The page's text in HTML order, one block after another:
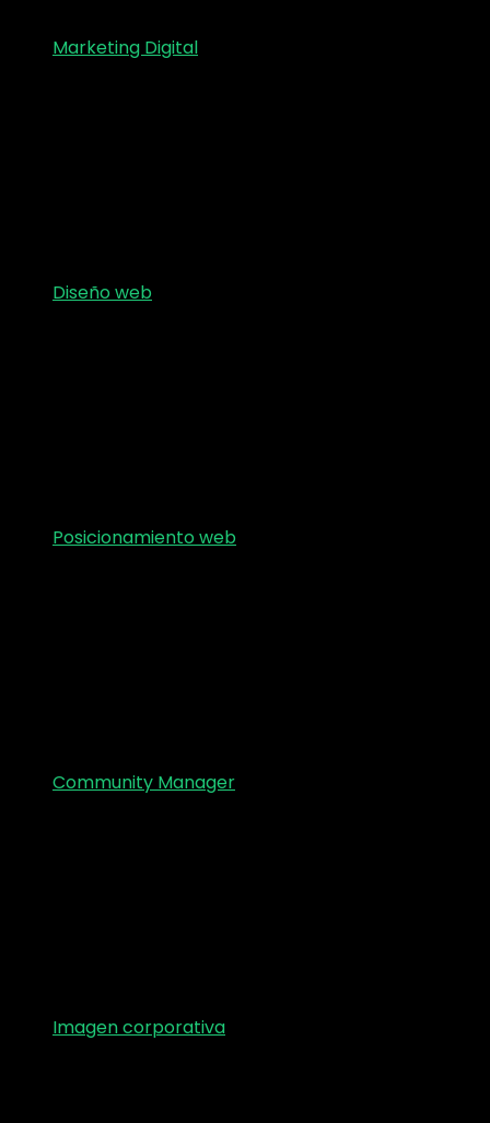
Marketing Digital
Diseño web
Posicionamiento web
Community Manager
Imagen corporativa